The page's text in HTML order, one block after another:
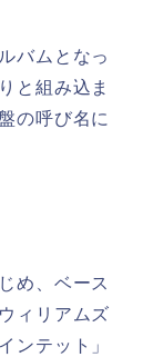
バムとなっ
と組み込ま
の呼び名に
め、ベース
ィリアムズ
ンテット」